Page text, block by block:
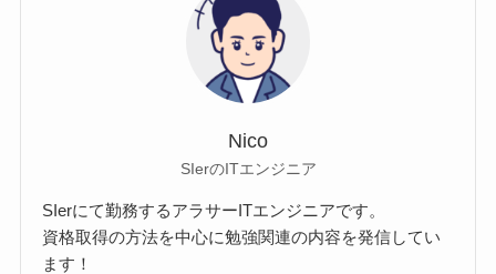
Nico
SIerのITエンジニア
SIerにて勤務するアラサーITエンジニアです。
資格取得の方法を中心に勉強関連の内容を発信してい
ます！